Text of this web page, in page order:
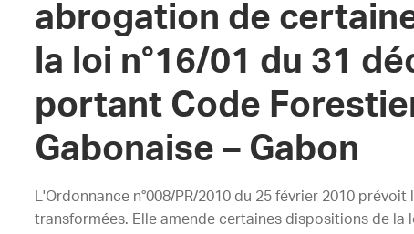
abrogation de
la loi n°16/01 du 31
portant Code
Gabonaise – Gabon
L'Ordonnance n°008/PR/2010 du 25 février 2010
transformées. Elle amende certaines dispositions de la